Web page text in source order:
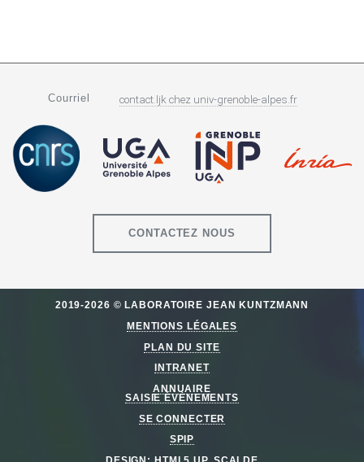
Courriel contact.ljk chez univ-grenoble-alpes.fr
CONTACTEZ NOUS
2019-2026 © LABORATOIRE JEAN KUNTZMANN
MENTIONS LÉGALES
PLAN DU SITE
INTRANET
ANNUAIRE
SAISIE ÉVÈNEMENTS
SE CONNECTER
SPIP
DESIGN: HTML5 UP, SCALDE